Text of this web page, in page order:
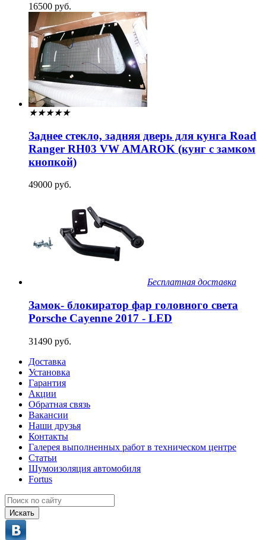
16500 руб.
★★★★★
Заднее стекло, задняя дверь для кунга Road
Ranger RH03 VW AMAROK (кунг с замком
кнопкой)
49000 руб.
Бесплатная доставка
Замок- блокиратор фар головного света
Porsche Cayenne 2017 - LED
31490 руб.
Доставка
Установка
Гарантия
Акции
Обратная связь
Вакансии
Наши друзья
Контакты
Галерея выполненных работ в техническом центре
Статьи
Шумоизоляция автомобиля
Fortus
Искать